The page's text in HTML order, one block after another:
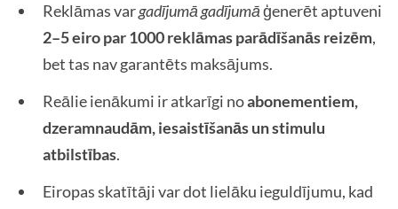
Reklāmas vargadījumā gadījumāģenerēt aptuveni
2–5 eiro par 1000 reklāmas parādīšanās reizēm,
bet tas nav garantēts maksājums.
Reālie ienākumi ir atkarīgi noabonementiem,
dzeramnaudām, iesaistīšanās un stimulu
atbilstības.
Eiropas skatītāji var dot lielāku ieguldījumu, kad